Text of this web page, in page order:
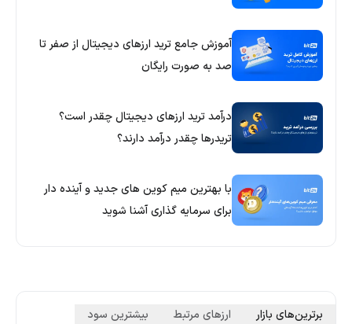
آموزش جامع ترید ارزهای دیجیتال از صفر تا
صد به صورت رایگان
درآمد ترید ارزهای دیجیتال چقدر است؟
تریدرها چقدر درآمد دارند؟
با بهترین میم کوین های جدید و آینده دار
برای سرمایه گذاری آشنا شوید
برترین‌های بازار ارزهای مرتبط بیشترین سود